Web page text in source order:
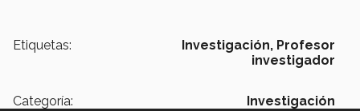
Etiquetas: Investigación, Profesor
investigador
Categoría: Investigación